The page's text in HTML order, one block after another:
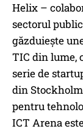
Helix –
sectorul
găzduiește
TIC din lume,
serie de
din
pentru
ICT Arena